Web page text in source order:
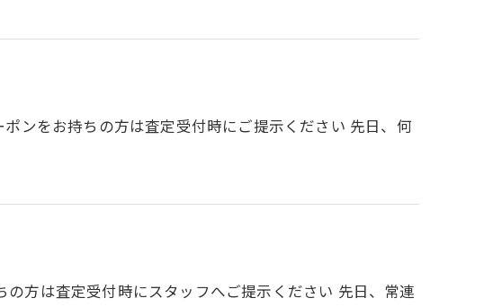
ンをお持ちの方は査定受付時にご提示ください 先日、何
方は査定受付時にスタッフへご提示ください 先日、常連